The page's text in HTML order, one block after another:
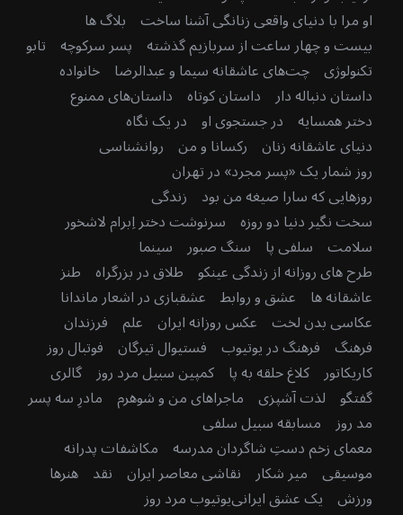
او مرا با دنیای واقعی زنانگی آشنا ساخت بلاگ ها
بیست و چهار ساعت از سربازیم گذشته پسر سرکوچه تابو
تکنولوژی چت‌های عاشقانه سیما و عبدالرضا خانواده
داستان دنباله دار داستان کوتاه داستان‌های ممنوع
دختر همسایه در جستجوی او در یک نگاه
دنیای عاشقانه زنان رکسانا و من روانشناسی
روز شمار یک «پسر مجرد» در تهران
روزهایی که سارا صیغه من بود زندگی
سخت نگیر دنیا دو روزه سرنوشت دختر اِبرام لاشخور
سلامت سلفی پا سنگ صبور سینما
طرح های روزانه از زندگی عینکو طلاق در بزرگراه طنز
عاشقانه ها عشق و روابط عشقبازی در اشعار ماندانا
عکاسی بدن لخت عکس روزانه ایران علم فرزندان
فرهنگ فرهنگ در یوتیوب فستیوال تیرگان فوتبال روز
کاریکاتور کلاغ حلقه به پا کمپین سبیل مرد روز گالری
گفتگو لذت آشپزی ماجراهای من و شوهرم مادرِ سه پسر
مد روز مسابقه سبیل سلفی
معمای زخم دستِ شاگردان مدرسه مکاشفات پدرانه
موسیقی میر شکار نقاشی معاصر ایران نقد هنرها
ورزش یک عشق ایرانییوتیوب مرد روز